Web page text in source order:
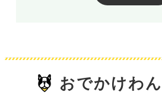
おでかけわ